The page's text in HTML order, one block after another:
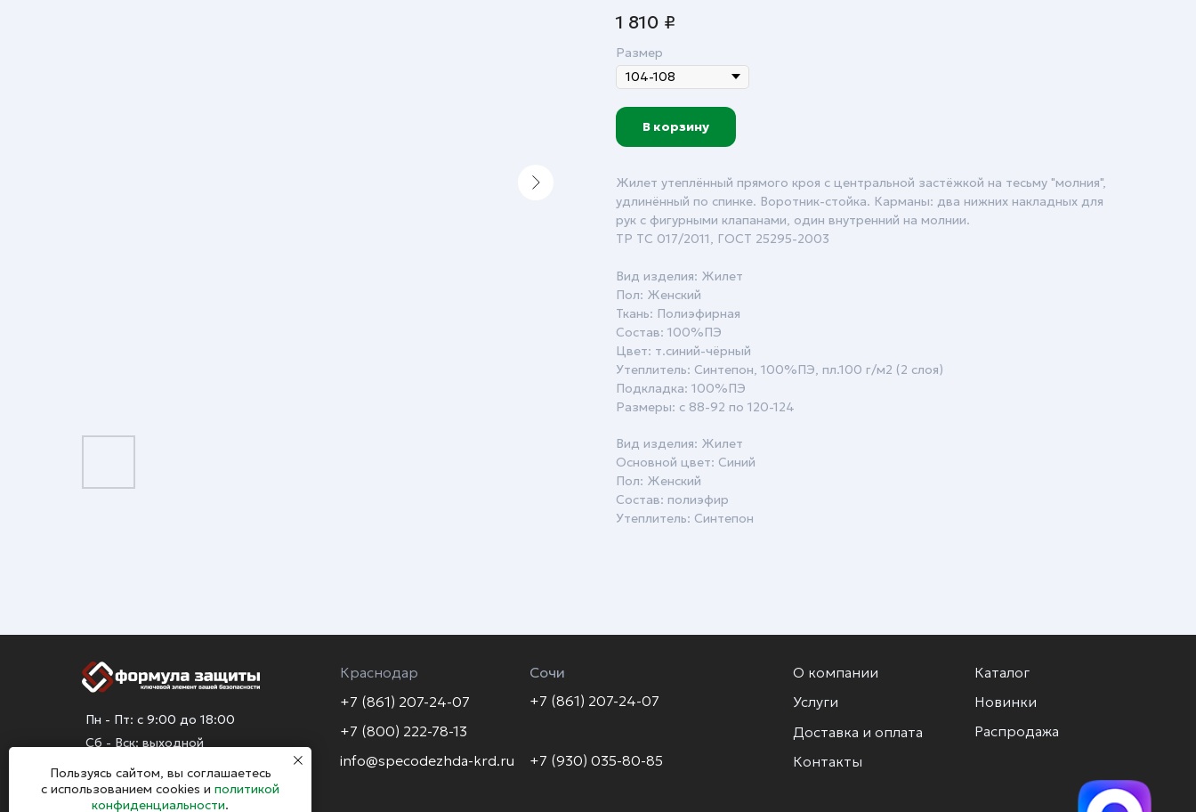
1 810 ₽
Размер
В корзину
Жилет утеплённый прямого кроя с центральной застёжкой на тесьму "молния",
удлинённый по спинке. Воротник-стойка. Карманы: два нижних накладных для
рук с фигурными клапанами, один внутренний на молнии.
ТР ТС 017/2011, ГОСТ 25295-2003
Вид изделия: Жилет
Пол: Женский
Ткань: Полиэфирная
Состав: 100%ПЭ
Цвет: т.синий-чёрный
Утеплитель: Синтепон, 100%ПЭ, пл.100 г/м2 (2 слоя)
Подкладка: 100%ПЭ
Размеры: с 88-92 по 120-124
Вид изделия: Жилет
Основной цвет: Синий
Пол: Женский
Состав: полиэфир
Утеплитель: Синтепон
Пользуясь сайтом, вы соглашаетесь
с использованием cookies и политикой
конфиденциальности.
Краснодар
Сочи
+7 (861) 207-24-07
+7 (861) 207-24-07
+7 (800) 222-78-13
+7 (930) 035-80-85
info@specodezhda-krd.ru
Пн - Пт: с 9:00 до 18:00
Сб - Вск: выходной
О компании
Услуги
Доставка и оплата
Контакты
Каталог
Новинки
Распродажа